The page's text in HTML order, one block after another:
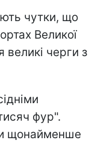
чутки, що
Великої
великі черги з
фур".
щонайменше